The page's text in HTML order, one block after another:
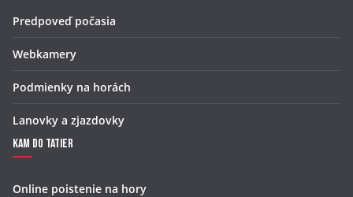
Predpoveď počasia
Webkamery
Podmienky na horách
Lanovky a zjazdovky
Kam do Tatier
Online poistenie na hory